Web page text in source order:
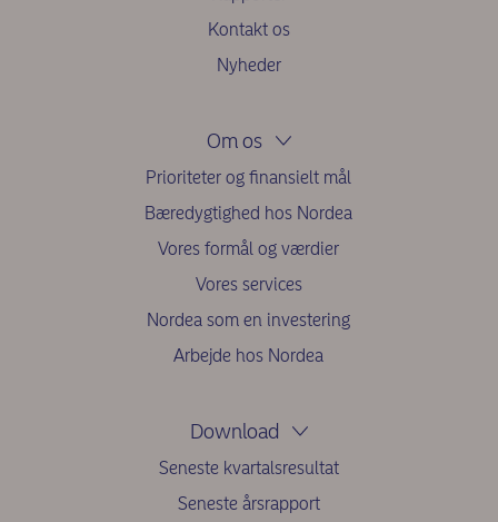
Kontakt os
Nyheder
Om os
Prioriteter og finansielt mål
Bæredygtighed hos Nordea
Vores formål og værdier
Vores services
Nordea som en investering
Arbejde hos Nordea
Download
Seneste kvartalsresultat
Seneste årsrapport